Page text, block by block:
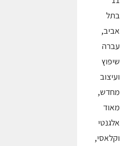
בתל
אביב,
עברה
שיפוץ
ועיצוב
מחדש,
מאוד
אלגנטי
וקלאסי,